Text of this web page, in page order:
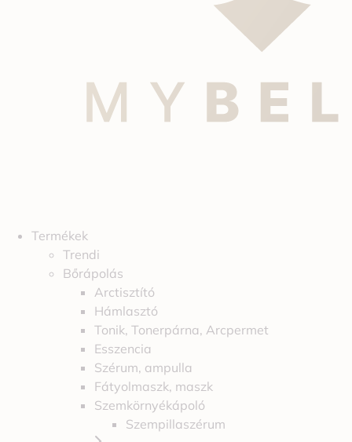
Termékek
Trendi
Bőrápolás
Arctisztító
Hámlasztó
Tonik, Tonerpárna, Arcpermet
Esszencia
Szérum, ampulla
Fátyolmaszk, maszk
Szemkörnyékápoló
Szempillaszérum